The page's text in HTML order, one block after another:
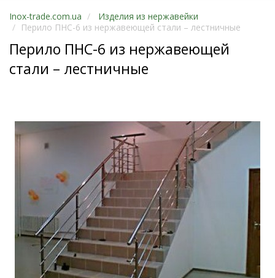
Inox-trade.com.ua
Изделия из нержавейки
Перило ПНС-6 из нержавеющей стали – лестничные
Перило ПНС-6 из нержавеющей
стали – лестничные